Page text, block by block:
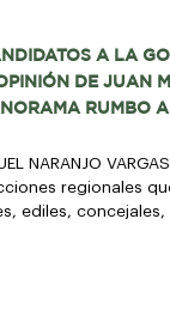
A LA
DE JUAN
RUMBO
NARANJO
regionales
ediles,